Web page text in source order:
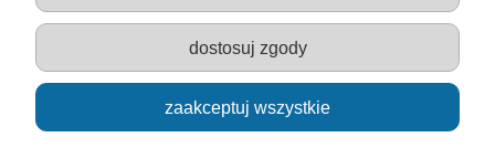
edukacyjne :: Zestawy artystyczne :: Zabawki :: samochody Welly
:: Zabawkownia :: zabawki dla dzieci :: Lalki :: Klocki :: Artykuły
szkolne ::
dostosuj zgody
zaakceptuj wszystkie